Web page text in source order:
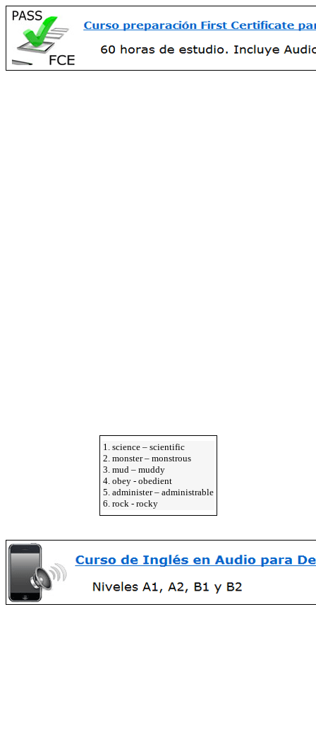
1. science – scientific
2. monster – monstrous
3. mud – muddy
4. obey - obedient
5. administer – administrable
6. rock - rocky